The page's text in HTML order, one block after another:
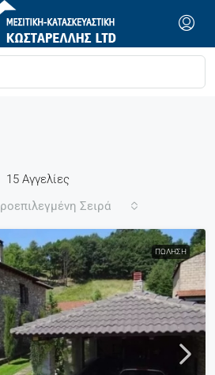
15 Αγγελίες
Σειρά
ΠΏΛΗΣΗ